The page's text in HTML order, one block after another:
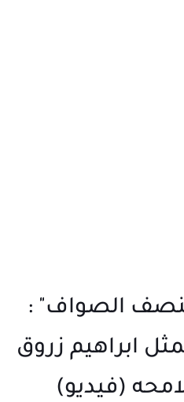
الصواف" :
ابراهيم زروق
(فيديو)